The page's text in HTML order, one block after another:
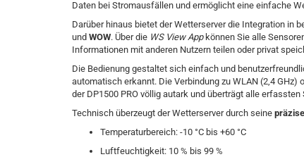
Daten bei Stromausfällen und ermöglicht eine einfache
Darüber hinaus bietet der Wetterserver die Integration in
und WOW. Über die WS View Appkönnen Sie alle
Informationen mit anderen Nutzern teilen oder privat
Die Bedienung gestaltet sich einfach und
automatisch erkannt. Die Verbindung zu WLAN (2,4
der DP1500 PRO völlig autark und überträgt alle
Technisch überzeugt der Wetterserver durch seine
Temperaturbereich: -10 °C bis +60 °C
Luftfeuchtigkeit: 10 % bis 99 %